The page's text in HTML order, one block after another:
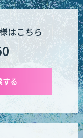
はこちら
る